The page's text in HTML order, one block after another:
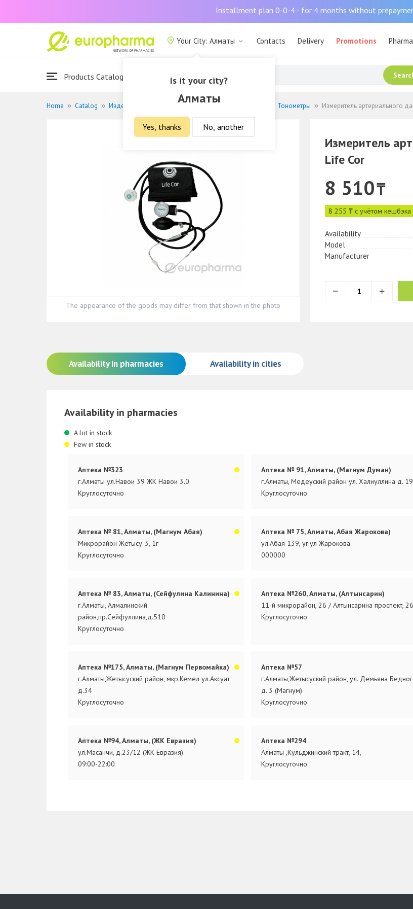
Installment plan 0-0-4 - for 4 months without
Your City: Алматы
Is it your city?
Алматы
Yes, thanks No, another
Contacts Delivery Promotions
About Us
Products Catalogue
Home Catalog Изделия мед. назначения Тонометры Измеритель артериального
The appearance of the goods may differ from that shown in the photo
Измеритель
Life Cor
8 510₸
8 255 ₸ с учётом кешбэка
Availability
Model
Manufacturer
Availability in pharmacies Availability in cities
Availability in pharmacies
A lot in stock
Few in stock
Аптека №323
г.Алматы ул.Навои 39 ЖК Навои 3.0
Круглосуточно
Аптека № 91, Алматы, (Магнум Думан)
г.Алматы, Медеуский район ул. Халиуллина д.
Круглосуточно
Аптека № 81, Алматы, (Магнум Абая)
Микрорайон Жетысу-3, 1г
Круглосуточно
Аптека № 75, Алматы, Абая Жарокова)
ул.Абая 139, уг.ул Жарокова
000000
Аптека № 83, Алматы, (Сейфулина Калинина)
г.Алматы, Алмалинский
район,пр.Сейфуллина,д.510
Круглосуточно
Аптека №260, Алматы, (Алтынсарин)
11-й микрорайон, 26 / Алтынсарина проспект, 26
Круглосуточно
Аптека №175, Алматы, (Магнум Первомайка)
г.Алматы,Жетысуский район, мкр.Кемел ул.Аксуат
д.34
Круглосуточно
Аптека №57
г.Алматы,Жетысуский район, ул. Демьяна
д. 3 (Магнум)
Круглосуточно
Аптека №94, Алматы, (ЖК Евразия)
ул.Масанчи, д.23/12 (ЖК Евразия)
09:00-22:00
Аптека №294
Алматы ,Кульджинский тракт, 14,
Круглосуточно